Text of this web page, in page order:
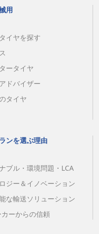
用
イヤを探す
ータイヤ
ドバイザー
タイヤ
ンを選ぶ理由
ブル・環境問題・LCA
ジー＆イノベーション
な輸送ソリューション
カーからの信頼